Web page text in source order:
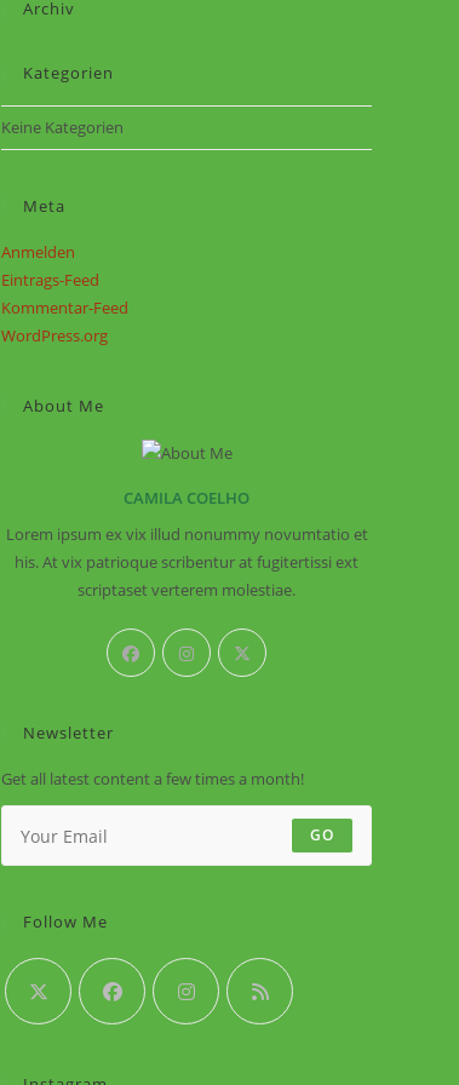
Archiv
Kategorien
Keine Kategorien
Meta
Anmelden
Eintrags-Feed
Kommentar-Feed
WordPress.org
About Me
CAMILA COELHO
Lorem ipsum ex vix illud nonummy novumtatio et
his. At vix patrioque scribentur at fugitertissi ext
scriptaset verterem molestiae.
Newsletter
Get all latest content a few times a month!
GO
Follow Me